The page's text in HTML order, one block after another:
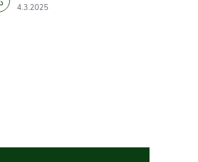
4.3.2025